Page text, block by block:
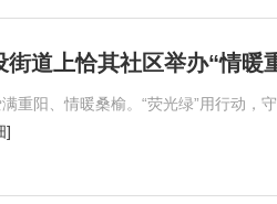
道上恰其社区举办“情暖
重阳、情暖桑榆。“荧光绿”用行动，
]